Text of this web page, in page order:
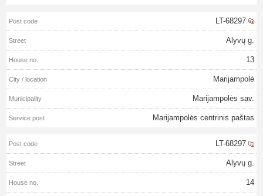
LT-68297
Alyvų g.
13
Marijampolė
Marijampolės sav.
Marijampolės centrinis paštas
LT-68297
Alyvų g.
14